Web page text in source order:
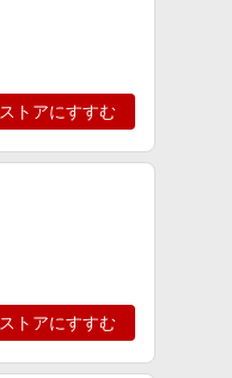
ストアにすすむ
ストアにすすむ